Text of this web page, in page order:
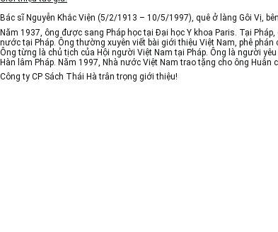
Bác sĩ Nguyễn Khắc Viện (5/2/1913 – 10/5/1997), quê ở làng Gôi Vị,
Năm 1937, ông được sang Pháp học tại Đại học Y khoa Paris. Tại
nước tại Pháp. Ông thường xuyên viết bài giới thiệu Việt Nam, phê
Ông từng là chủ tịch của Hội người Việt Nam tại Pháp. Ông là người
Hàn lâm Pháp. Năm 1997, Nhà nước Việt Nam trao tặng cho ông
Công ty CP Sách Thái Hà trân trọng giới thiệu!